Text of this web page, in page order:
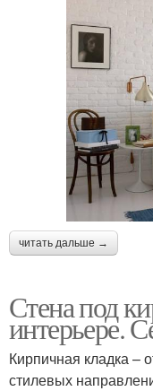
читать дальше →
Стена под
интерьере.
Кирпичная кладка –
стилевых